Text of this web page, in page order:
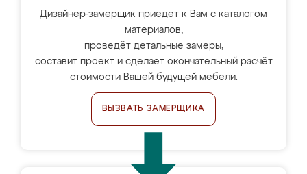
Дизайнер-замерщик приедет к Вам с каталогом
материалов,
проведёт детальные замеры,
составит проект и сделает окончательный расчёт
стоимости Вашей будущей мебели.
ВЫЗВАТЬ ЗАМЕРЩИКА